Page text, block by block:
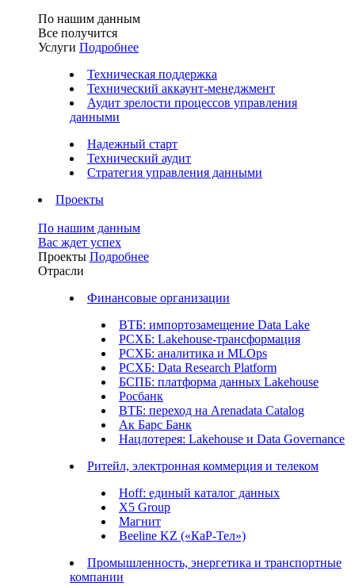
По нашим данным
Все получится
Услуги Подробнее
Техническая поддержка
Технический аккаунт-менеджмент
Аудит зрелости процессов управления
данными
Надежный старт
Технический аудит
Стратегия управления данными
Проекты
По нашим данным
Вас ждет успех
Проекты Подробнее
Отрасли
Финансовые организации
ВТБ: импортозамещение Data Lake
РСХБ: Lakehouse-трансформация
РСХБ: аналитика и MLOps
РСХБ: Data Research Platform
БСПБ: платформа данных Lakehouse
Росбанк
ВТБ: переход на Arenadata Catalog
Ак Барс Банк
Нацлотерея: Lakehouse и Data Governance
Ритейл, электронная коммерция и телеком
Hoff: единый каталог данных
X5 Group
Магнит
Beeline KZ («КаР-Тел»)
Промышленность, энергетика и транспортные
компании